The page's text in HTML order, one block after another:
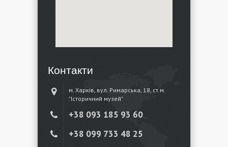
Контакти
м. Харків, вул. Римарська, 18, ст.м.
"Історичний музей"
+38 ‎093 185 93 60
+38 ‎099 733 48 25